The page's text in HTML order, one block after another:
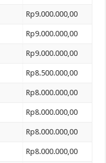
Rp9.000.000,00
Rp9.000.000,00
Rp9.000.000,00
Rp8.500.000,00
Rp8.000.000,00
Rp8.000.000,00
Rp8.000.000,00
Rp8.000.000,00